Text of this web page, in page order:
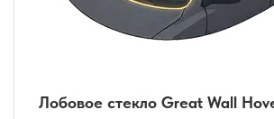
Лобовое стекло Great Wall